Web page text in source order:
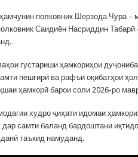
полковник Шерзода Чура –
Саидиён Насриддин Табарӣ
густариши ҳамкориҳои
пешгирӣ ва рафъи оқибатҳои
ҳамкорӣ барои соли 2026-ро
худро ҷиҳати идомаи
самти баланд бардоштани
таъкид намуданд.